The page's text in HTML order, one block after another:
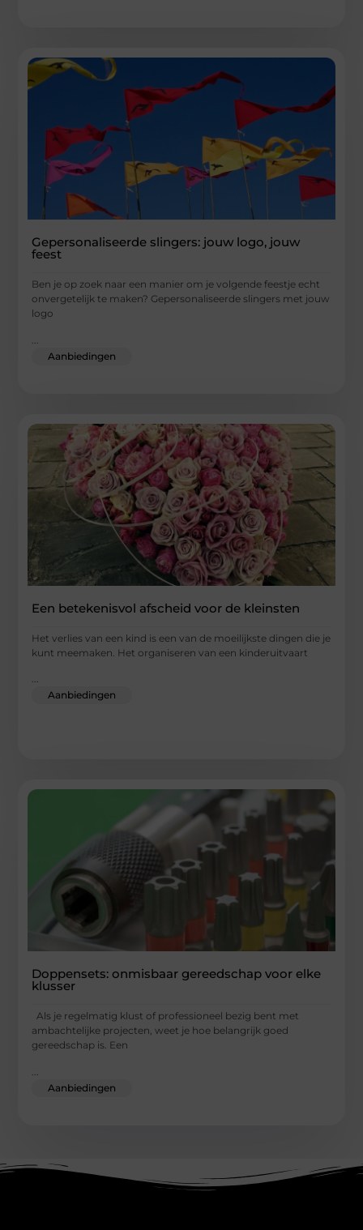
Gepersonaliseerde slingers: jouw logo, jouw
feest
Ben je op zoek naar een manier om je volgende feestje echt
onvergetelijk te maken? Gepersonaliseerde slingers met jouw
logo
Aanbiedingen
Een betekenisvol afscheid voor de kleinsten
Het verlies van een kind is een van de moeilijkste dingen die je
kunt meemaken. Het organiseren van een kinderuitvaart
...
Aanbiedingen
Doppensets: onmisbaar gereedschap voor elke
klusser
Als je regelmatig klust of professioneel bezig bent met
ambachtelijke projecten, weet je hoe belangrijk goed
gereedschap is. Een
Aanbiedingen